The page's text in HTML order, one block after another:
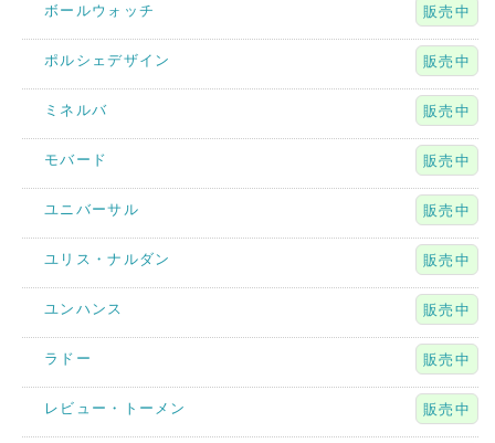
ボールウォッチ 販売中
ポルシェデザイン 販売中
ミネルバ 販売中
モバード 販売中
ユニバーサル 販売中
ユリス・ナルダン 販売中
ユンハンス 販売中
ラドー 販売中
レビュー・トーメン 販売中